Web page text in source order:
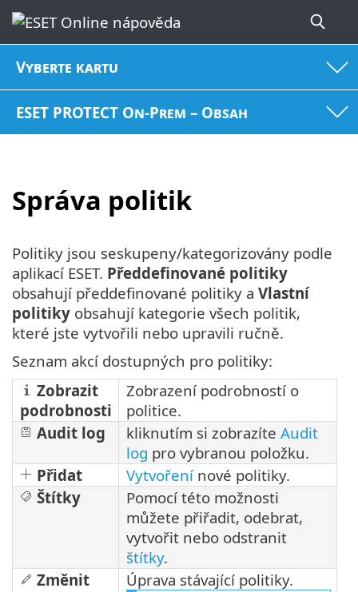
Vyberte kartu
ESET PROTECT On-Prem – Obsah
Správa politik
Politiky jsou seskupeny/kategorizovány podle
aplikací ESET. Předdefinované politiky
obsahují předdefinované politiky a Vlastní
politiky obsahují kategorie všech politik,
které jste vytvořili nebo upravili ručně.
Seznam akcí dostupných pro politiky:
Zobrazit
podrobnosti
Zobrazení podrobností o
politice.
Audit log
kliknutím si zobrazíte Audit
log pro vybranou položku.
Přidat
Vytvoření nové politiky.
Štítky
Pomocí této možnosti
můžete přiřadit, odebrat,
vytvořit nebo odstranit
štítky.
Změnit
Úprava stávající politiky.